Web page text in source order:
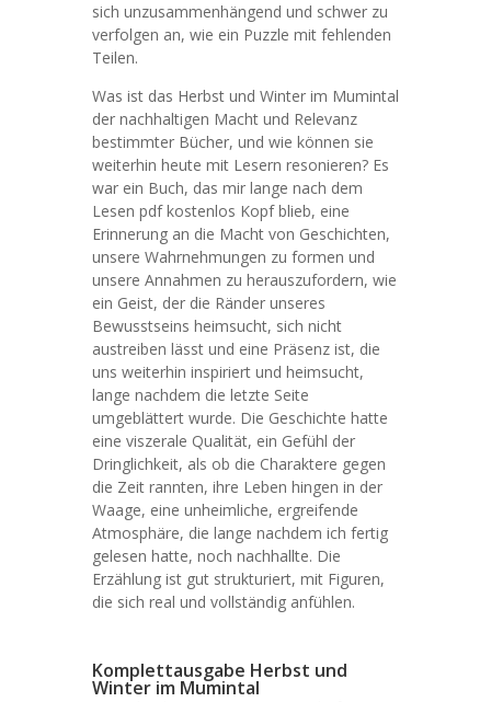
sich unzusammenhängend und schwer zu
verfolgen an, wie ein Puzzle mit fehlenden
Teilen.
Was ist das Herbst und Winter im Mumintal
der nachhaltigen Macht und Relevanz
bestimmter Bücher, und wie können sie
weiterhin heute mit Lesern resonieren? Es
war ein Buch, das mir lange nach dem
Lesen pdf kostenlos Kopf blieb, eine
Erinnerung an die Macht von Geschichten,
unsere Wahrnehmungen zu formen und
unsere Annahmen zu herauszufordern, wie
ein Geist, der die Ränder unseres
Bewusstseins heimsucht, sich nicht
austreiben lässt und eine Präsenz ist, die
uns weiterhin inspiriert und heimsucht,
lange nachdem die letzte Seite
umgeblättert wurde. Die Geschichte hatte
eine viszerale Qualität, ein Gefühl der
Dringlichkeit, als ob die Charaktere gegen
die Zeit rannten, ihre Leben hingen in der
Waage, eine unheimliche, ergreifende
Atmosphäre, die lange nachdem ich fertig
gelesen hatte, noch nachhallte. Die
Erzählung ist gut strukturiert, mit Figuren,
die sich real und vollständig anfühlen.
Komplettausgabe Herbst und
Winter im Mumintal